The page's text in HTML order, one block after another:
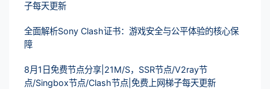
子每天更新
全面解析Sony Clash证书：游戏安全与公平体验的核心保
障
8月1日免费节点分享|21M/S，SSR节点/V2ray节
点/Singbox节点/Clash节点|免费上网梯子每天更新